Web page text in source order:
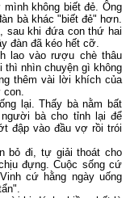
không biết đẻ. Ông
bà khác "biết đẻ" hơn.
sau khi đứa con thứ hai
đàn đã kéo hết cỡ.
lao vào rượu chè thâu
thì nhìn chuyện gì không
thêm vài lời khích của
con.
lại. Thấy bà nằm bất
bà cho tỉnh lại để
đập vào đầu vợ rồi trói
bỏ đi, tự giải thoát cho
đựng. Cuộc sống cứ
cứ hằng ngày uống